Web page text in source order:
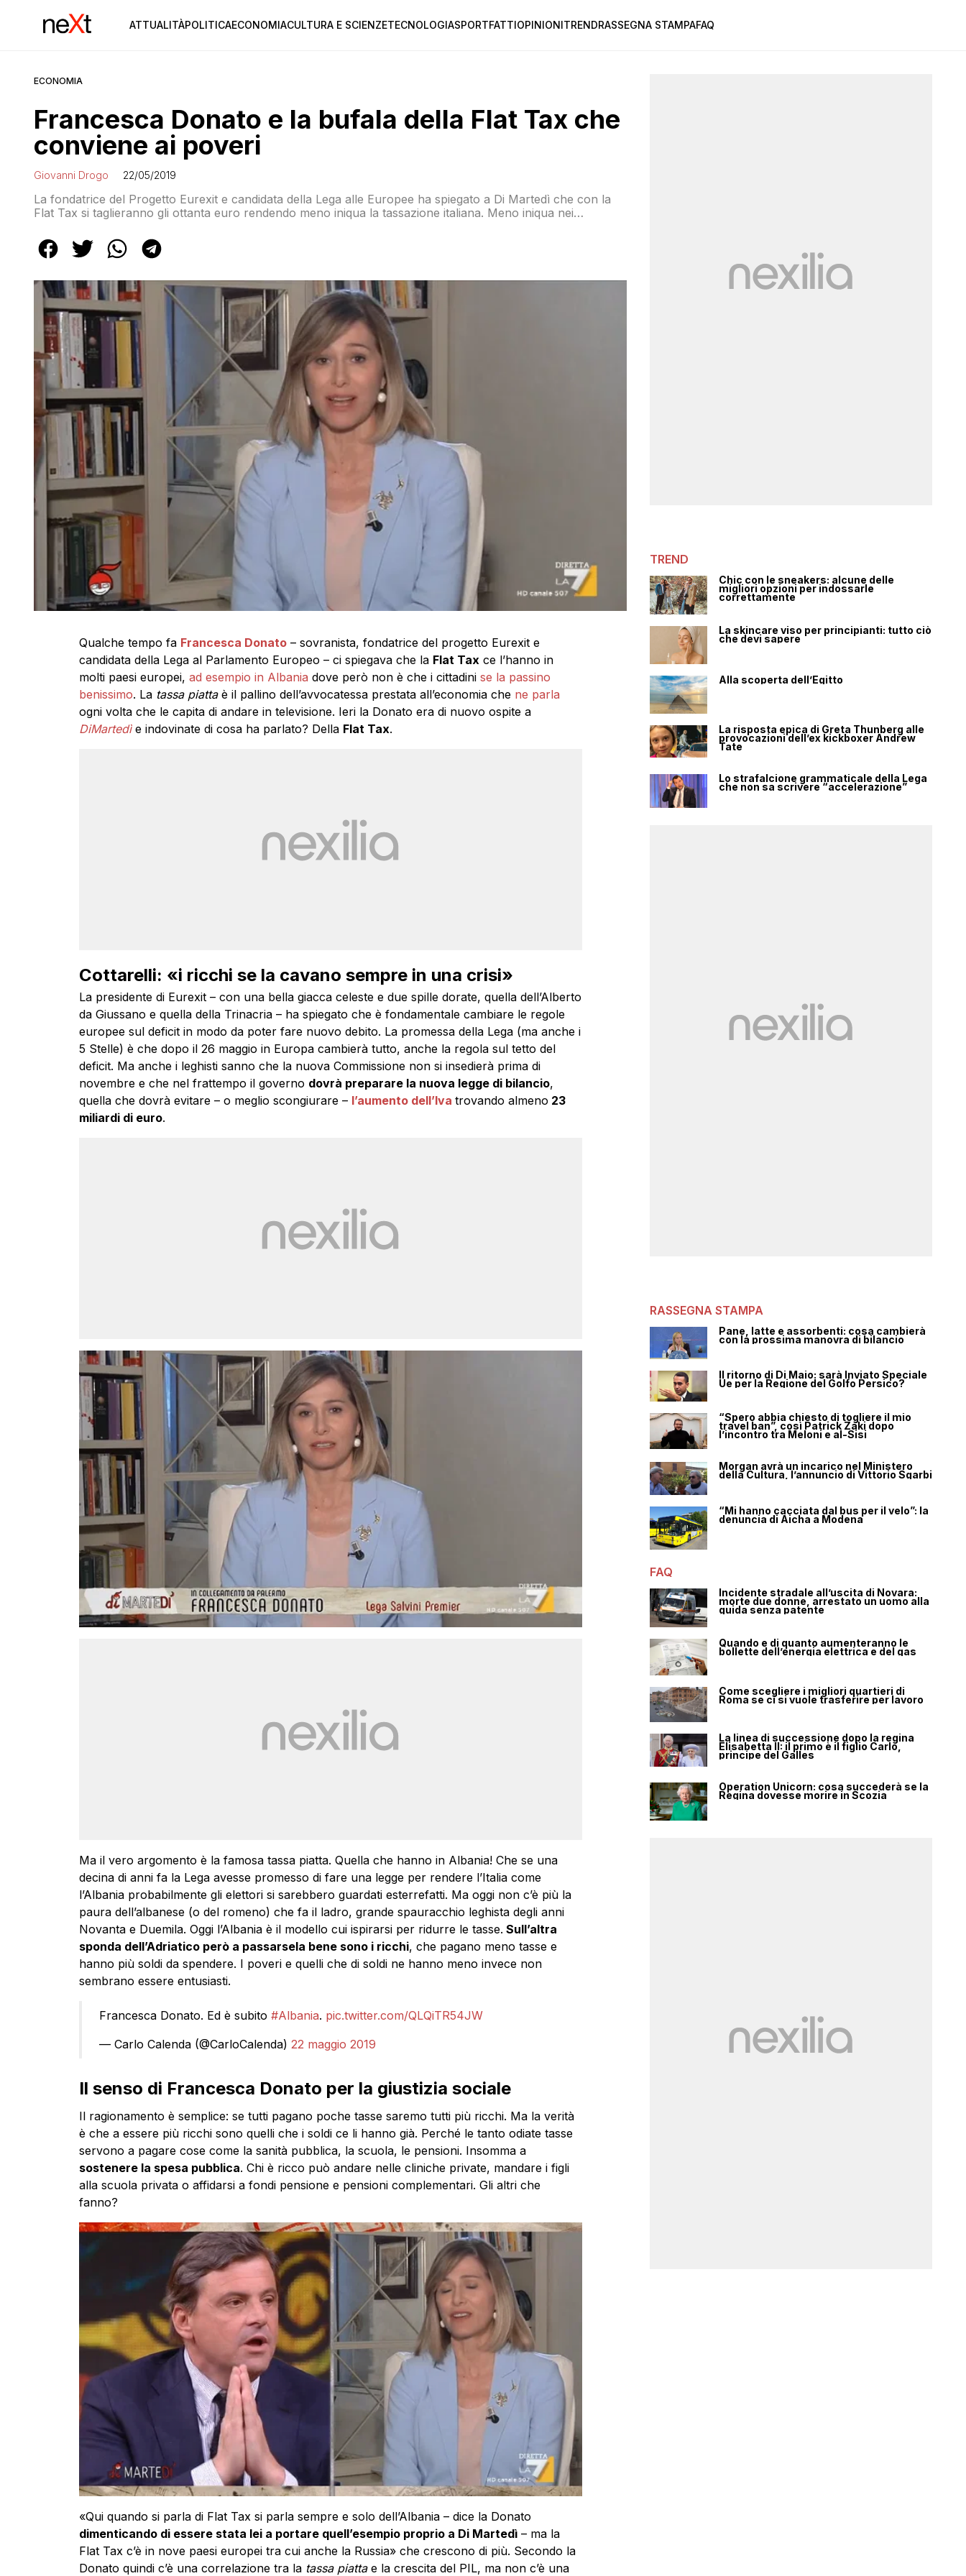
ATTUALITÀPOLITICAECONOMIACULTURA E SCIENZETECNOLOGIASPORTFATTIOPINIONITRENDRASSEGNA STAMPAFAQ
ECONOMIA
Francesca Donato e la bufala della Flat Tax che
conviene ai poveri
Giovanni Drogo 22/05/2019
La fondatrice del Progetto Eurexit e candidata della Lega alle Europee ha spiegato a Di Martedì che con la
Flat Tax si taglieranno gli ottanta euro rendendo meno iniqua la tassazione italiana. Meno iniqua nei
Qualche tempo fa Francesca Donato– sovranista, fondatrice del progetto Eurexit e
candidata della Lega al Parlamento Europeo – ci spiegava che la Flat Taxce l’hanno in
molti paesi europei, ad esempio in Albania dove però non è che i cittadinise la passino
benissimo. La tassa piattaè il pallino dell’avvocatessa prestata all’economia chene parla
ogni volta che le capita di andare in televisione. Ieri la Donato era di nuovo ospite a
DiMartedì e indovinate di cosa ha parlato? Della Flat Tax.
Cottarelli: «i ricchi se la cavano sempre in una crisi»
La presidente di Eurexit – con una bella giacca celeste e due spille dorate, quella dell’Alberto
da Giussano e quella della Trinacria – ha spiegato che è fondamentale cambiare le regole
europee sul deficit in modo da poter fare nuovo debito. La promessa della Lega (ma anche i
5 Stelle) è che dopo il 26 maggio in Europa cambierà tutto, anche la regola sul tetto del
deficit. Ma anche i leghisti sanno che la nuova Commissione non si insedierà prima di
novembre e che nel frattempo il governo dovrà preparare la nuova legge di bilancio,
quella che dovrà evitare – o meglio scongiurare – l’aumento dell’Iva trovando almeno 23
miliardi di euro.
Ma il vero argomento è la famosa tassa piatta. Quella che hanno in Albania! Che se una
decina di anni fa la Lega avesse promesso di fare una legge per rendere l’Italia come
l’Albania probabilmente gli elettori si sarebbero guardati esterrefatti. Ma oggi non c’è più la
paura dell’albanese (o del romeno) che fa il ladro, grande spauracchio leghista degli anni
Novanta e Duemila. Oggi l’Albania è il modello cui ispirarsi per ridurre le tasse. Sull’altra
sponda dell’Adriatico però a passarsela bene sono i ricchi, che pagano meno tasse e
hanno più soldi da spendere. I poveri e quelli che di soldi ne hanno meno invece non
sembrano essere entusiasti.
Francesca Donato. Ed è subito #Albania. pic.twitter.com/QLQiTR54JW
— Carlo Calenda (@CarloCalenda) 22 maggio 2019
Il senso di Francesca Donato per la giustizia sociale
Il ragionamento è semplice: se tutti pagano poche tasse saremo tutti più ricchi. Ma la verità
è che a essere più ricchi sono quelli che i soldi ce li hanno già. Perché le tanto odiate tasse
servono a pagare cose come la sanità pubblica, la scuola, le pensioni. Insomma a
sostenere la spesa pubblica. Chi è ricco può andare nelle cliniche private, mandare i figli
alla scuola privata o affidarsi a fondi pensione e pensioni complementari. Gli altri che
fanno?
«Qui quando si parla di Flat Tax si parla sempre e solo dell’Albania – dice la Donato
dimenticando di essere stata lei a portare quell’esempio proprio a Di Martedì– ma la
Flat Tax c’è in nove paesi europei tra cui anche la Russia» che crescono di più. Secondo la
Donato quindi c’è una correlazione tra la tassa piattae la crescita del PIL, ma non c’è una
TREND
Chic con le sneakers: alcune delle
migliori opzioni per indossarle
correttamente
La skincare viso per principianti: tutto ciò
che devi sapere
Alla scoperta dell’Egitto
La risposta epica di Greta Thunberg alle
provocazioni dell’ex kickboxer Andrew
Tate
Lo strafalcione grammaticale della Lega
che non sa scrivere “accelerazione”
RASSEGNA STAMPA
Pane, latte e assorbenti: cosa cambierà
con la prossima manovra di bilancio
Il ritorno di Di Maio: sarà Inviato Speciale
Ue per la Regione del Golfo Persico?
“Spero abbia chiesto di togliere il mio
travel ban”, così Patrick Zaki dopo
l’incontro tra Meloni e al-Sisi
Morgan avrà un incarico nel Ministero
della Cultura, l’annuncio di Vittorio Sgarbi
“Mi hanno cacciata dal bus per il velo”: la
denuncia di Aicha a Modena
FAQ
Incidente stradale all’uscita di Novara:
morte due donne, arrestato un uomo alla
guida senza patente
Quando e di quanto aumenteranno le
bollette dell’energia elettrica e del gas
Come scegliere i migliori quartieri di
Roma se ci si vuole trasferire per lavoro
La linea di successione dopo la regina
Elisabetta II: il primo è il figlio Carlo,
principe del Galles
Operation Unicorn: cosa succederà se la
Regina dovesse morire in Scozia